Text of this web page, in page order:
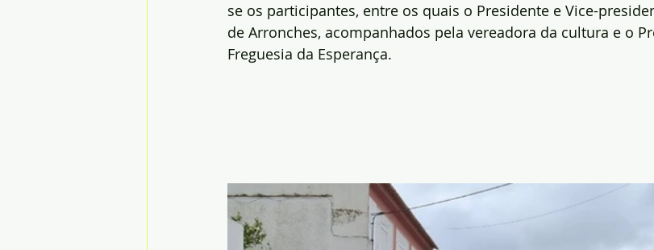
se os participantes, entre os quais o Presidente e Vice-
de Arronches, acompanhados pela vereadora da cultura e o
Freguesia da Esperança.